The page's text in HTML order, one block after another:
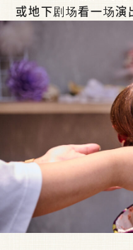
或地下剧场看一场演